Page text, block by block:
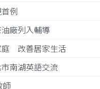
例
廠列入輔導
庭 改善居家生活
南湖英語交流
師